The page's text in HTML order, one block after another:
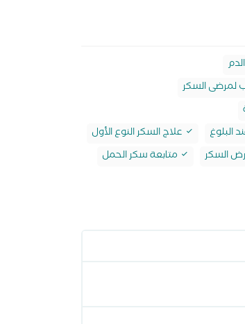
لمرضى السكر
البلوغ
علاج السكر النوع الأول
السكر
متابعة سكر الحمل